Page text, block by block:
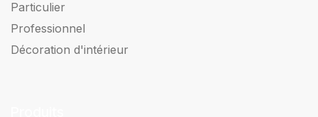
Particulier
Professionnel
Décoration d'intérieur